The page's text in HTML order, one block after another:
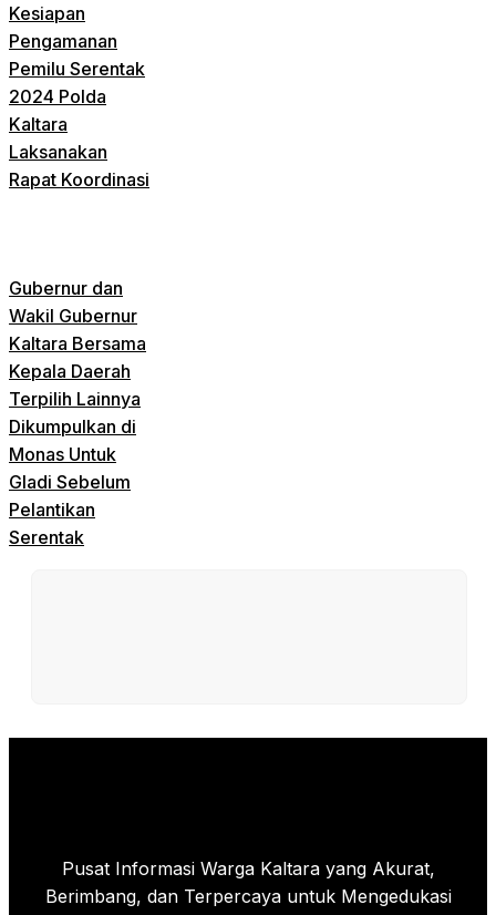
Kesiapan
Pengamanan
Pemilu Serentak
2024 Polda
Kaltara
Laksanakan
Rapat Koordinasi
Gubernur dan
Wakil Gubernur
Kaltara Bersama
Kepala Daerah
Terpilih Lainnya
Dikumpulkan di
Monas Untuk
Gladi Sebelum
Pelantikan
Serentak
Pusat Informasi Warga Kaltara yang Akurat,
Berimbang, dan Terpercaya untuk Mengedukasi